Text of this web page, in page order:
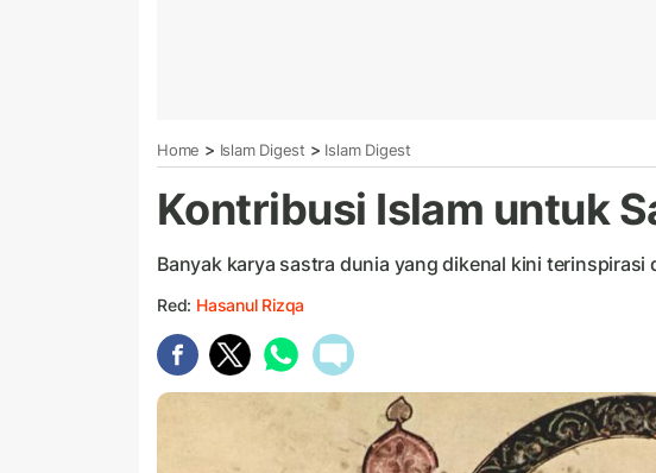
Home > Islam Digest > Islam Digest
Kontribusi Islam untuk
Banyak karya sastra dunia yang dikenal kini terinspirasi
Red: Hasanul Rizqa